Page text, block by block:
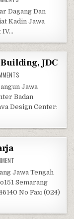
Dagang Dan
Kadin Jawa
IV…
JDC
Jawa
Badan
Design Center:
Jawa Tengah
Semarang
No Fax: (024)